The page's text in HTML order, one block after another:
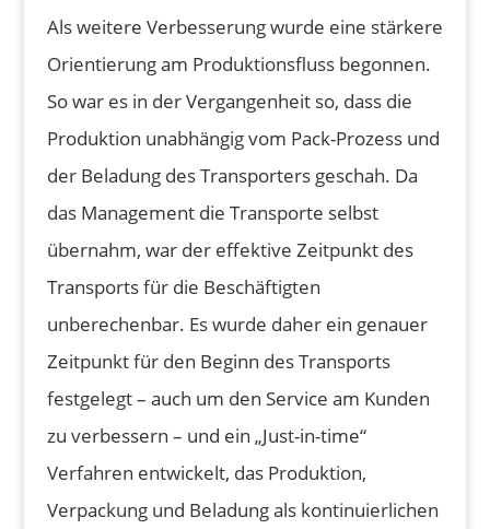
Als weitere Verbesserung wurde eine stärkere
Orientierung am Produktionsfluss begonnen.
So war es in der Vergangenheit so, dass die
Produktion unabhängig vom Pack-Prozess und
der Beladung des Transporters geschah. Da
das Management die Transporte selbst
übernahm, war der effektive Zeitpunkt des
Transports für die Beschäftigten
unberechenbar. Es wurde daher ein genauer
Zeitpunkt für den Beginn des Transports
festgelegt – auch um den Service am Kunden
zu verbessern – und ein „Just-in-time“
Verfahren entwickelt, das Produktion,
Verpackung und Beladung als kontinuierlichen